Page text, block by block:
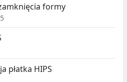
formy
płatka HIPS